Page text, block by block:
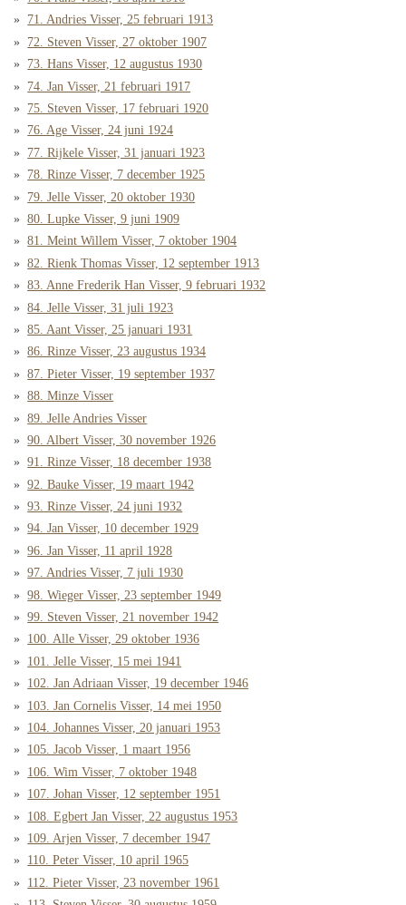
71. Andries Visser, 25 februari 1913
72. Steven Visser, 27 oktober 1907
73. Hans Visser, 12 augustus 1930
74. Jan Visser, 21 februari 1917
75. Steven Visser, 17 februari 1920
76. Age Visser, 24 juni 1924
77. Rijkele Visser, 31 januari 1923
78. Rinze Visser, 7 december 1925
79. Jelle Visser, 20 oktober 1930
80. Lupke Visser, 9 juni 1909
81. Meint Willem Visser, 7 oktober 1904
82. Rienk Thomas Visser, 12 september 1913
83. Anne Frederik Han Visser, 9 februari 1932
84. Jelle Visser, 31 juli 1923
85. Aant Visser, 25 januari 1931
86. Rinze Visser, 23 augustus 1934
87. Pieter Visser, 19 september 1937
88. Minze Visser
89. Jelle Andries Visser
90. Albert Visser, 30 november 1926
91. Rinze Visser, 18 december 1938
92. Bauke Visser, 19 maart 1942
93. Rinze Visser, 24 juni 1932
94. Jan Visser, 10 december 1929
96. Jan Visser, 11 april 1928
97. Andries Visser, 7 juli 1930
98. Wieger Visser, 23 september 1949
99. Steven Visser, 21 november 1942
100. Alle Visser, 29 oktober 1936
101. Jelle Visser, 15 mei 1941
102. Jan Adriaan Visser, 19 december 1946
103. Jan Cornelis Visser, 14 mei 1950
104. Johannes Visser, 20 januari 1953
105. Jacob Visser, 1 maart 1956
106. Wim Visser, 7 oktober 1948
107. Johan Visser, 12 september 1951
108. Egbert Jan Visser, 22 augustus 1953
109. Arjen Visser, 7 december 1947
110. Peter Visser, 10 april 1965
112. Pieter Visser, 23 november 1961